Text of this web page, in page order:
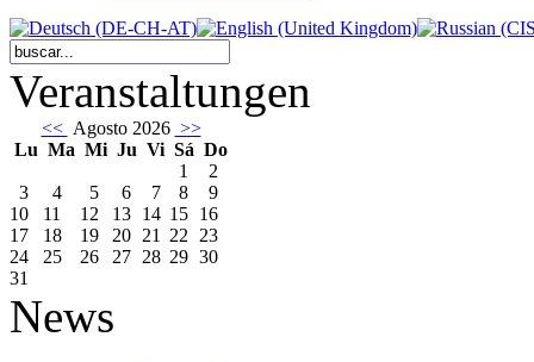
Veranstaltungen
<< Agosto 2026 >>
Lu Ma Mi Ju Vi Sá Do
1
2
3
4 5 6 7 8
9
10
11 12 13 14 15 16
17
18 19 20 21 22 23
24
25 26 27 28 29 30
31
News